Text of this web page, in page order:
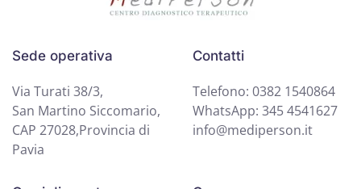
Sede operativa
Via Turati 38/3,
San Martino Siccomario,
CAP 27028,Provincia di
Pavia
Contatti
Telefono: 0382 1540864
WhatsApp: 345 4541627
info@mediperson.it